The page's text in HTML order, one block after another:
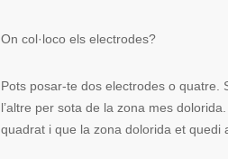
On col·loco els electrodes?
Pots posar-te dos electrodes o quatre.
l’altre per sota de la zona mes
quadrat i que la zona dolorida et quedi